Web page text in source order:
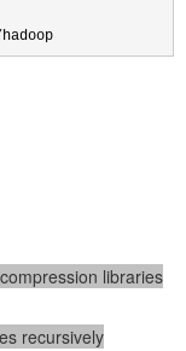
libraries
recursively